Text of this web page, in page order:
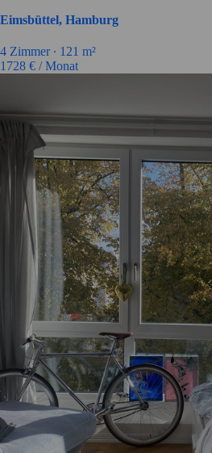
Eimsbüttel, Hamburg
4 Zimmer ∙ 121 m²
1728 € / Monat